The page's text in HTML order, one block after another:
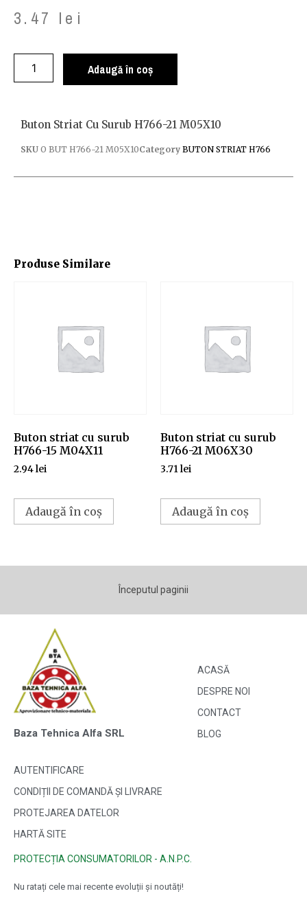
3.47 lei
Adaugă în coș
Produse Similare
Buton striat cu surub
H766-15 M04X11
2.94lei
Adaugă în coș
Buton striat cu surub
H766-21 M06X30
3.71lei
Adaugă în coș
Buton Striat Cu Surub H766-21 M05X10
SKU O BUT H766-21 M05X10Category BUTON STRIAT H766
Începutul paginii
Baza Tehnica Alfa SRL
ACASĂ
DESPRE NOI
CONTACT
BLOG
AUTENTIFICARE
CONDIȚII DE COMANDĂ ȘI LIVRARE
PROTEJAREA DATELOR
HARTĂ SITE
PROTECȚIA CONSUMATORILOR - A.N.P.C.
Nu ratați cele mai recente evoluții și noutăți!